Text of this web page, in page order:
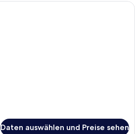
Ein Hotelzimmer mit einem Bett,
Daten auswählen und Preise sehen